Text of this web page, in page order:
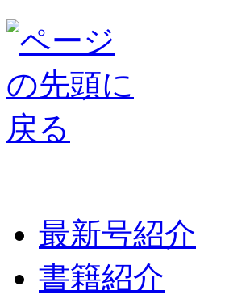
最新号紹介
書籍紹介